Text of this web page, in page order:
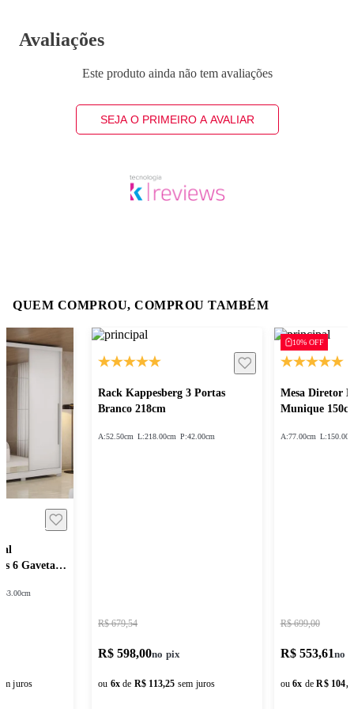
Avaliações
Este produto ainda não tem avaliações
SEJA O PRIMEIRO A AVALIAR
QUEM COMPROU, COMPROU TAMBÉM
Rack Kappesberg 3 Portas
Branco 218cm
A:52.50cm L:218.00cm P:42.00cm
R$ 679,54
R$ 598,00
ou 6x de R$ 113,25 sem juros
10% OFF
Mesa Diretor
Munique
A:77.00cm L:
R$ 699,00
R$ 553,61
ou6x de R$
6 Gavetas
53.00cm
juros